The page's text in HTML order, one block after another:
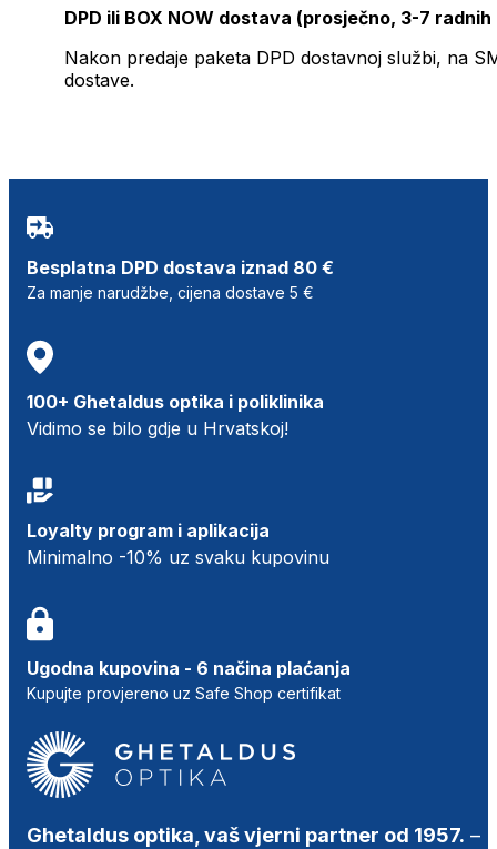
DPD ili BOX NOW dostava (prosječno, 3-7 radnih
Nakon predaje paketa DPD dostavnoj službi, na
dostave.
Besplatna DPD dostava iznad 80 €
Za manje narudžbe, cijena dostave 5 €
100+ Ghetaldus optika i poliklinika
Vidimo se bilo gdje u Hrvatskoj!
Loyalty program i aplikacija
Minimalno -10% uz svaku kupovinu
Ugodna kupovina - 6 načina plaćanja
Kupujte provjereno uz Safe Shop certifikat
Ghetaldus optika, vaš vjerni partner od 1957. –